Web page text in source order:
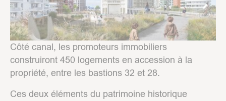
Côté canal, les promoteurs immobiliers
construiront 450 logements en accession à la
propriété, entre les bastions 32 et 28.
Ces deux éléments du patrimoine historique